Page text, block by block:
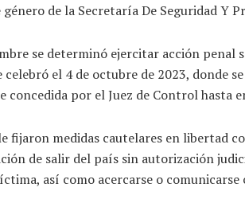
género de la Secretaría De Seguridad Y
se determinó ejercitar acción
celebró el 4 de octubre de 2023, donde
concedida por el Juez de Control hasta
fijaron medidas cautelares en libertad
de salir del país sin autorización
así como acercarse o